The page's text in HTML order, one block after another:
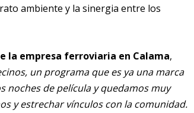
ambiente y la sinergia entre los
la empresa ferroviaria en Calama,
un programa que es ya una marca
noches de película y quedamos muy
y estrechar vínculos con la comunidad.